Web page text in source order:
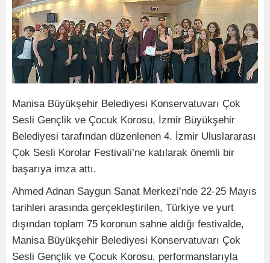
Manisa Büyükşehir Belediyesi Konservatuvarı Çok
Sesli Gençlik ve Çocuk Korosu, İzmir Büyükşehir
Belediyesi tarafından düzenlenen 4. İzmir Uluslararası
Çok Sesli Korolar Festivali’ne katılarak önemli bir
başarıya imza attı.
Ahmed Adnan Saygun Sanat Merkezi’nde 22-25 Mayıs
tarihleri arasında gerçekleştirilen, Türkiye ve yurt
dışından toplam 75 koronun sahne aldığı festivalde,
Manisa Büyükşehir Belediyesi Konservatuvarı Çok
Sesli Gençlik ve Çocuk Korosu, performanslarıyla